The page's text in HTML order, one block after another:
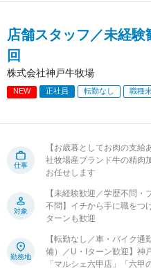
店舗スタッフ／未経
回
株式会社神戸牛牧場
NEW 正社員 転勤なし 職種
仕事
【お歳暮としてお肉の支給
社牧場産ブランド牛の精肉
お任せします
対象
【未経験歓迎／学歴不問・
不問】イチから手に職をつ
ターンも歓迎
勤務地
【転勤なし／車・バイク通
備）／U・Iターン歓迎】神
「マルシェ六甲店」「六甲